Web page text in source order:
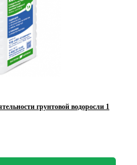
грунтовой водоросли 1